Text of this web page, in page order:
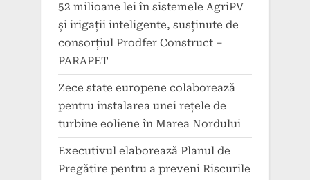
52 milioane lei în sistemele AgriPV
și irigații inteligente, susținute de
consorțiul Prodfer Construct –
PARAPET
Zece state europene colaborează
pentru instalarea unei rețele de
turbine eoliene în Marea Nordului
Executivul elaborează Planul de
Pregătire pentru a preveni Riscurile